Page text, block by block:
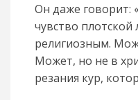
Он даже говорит:
чувство
религиозным.
Может, но не в
резания кур,